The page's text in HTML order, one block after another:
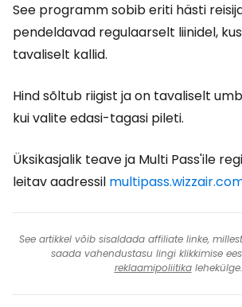
See programm sobib eriti hästi
pendeldavad regulaarselt liinidel,
tavaliselt kallid.
Hind sõltub riigist ja on tavaliselt
kui valite edasi-tagasi pileti.
Üksikasjalik teave ja Multi Pass'ile
leitav aadressil
See artikkel võib sisaldada affiliate linke,
saada vahendustasu lingi klikkimise
reklaamipoliitikalehekülge.